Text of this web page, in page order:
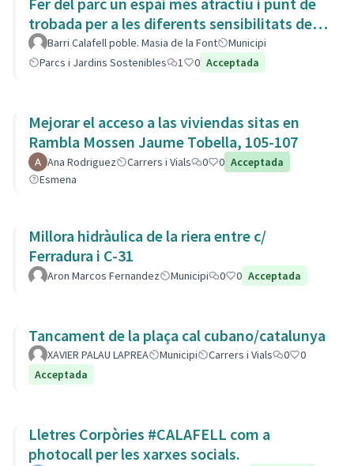
trobada per a les diferents sensibilitats del
barri.Barri Calafell poble. Masia de la Font
Municipi
Parcs i Jardins Sostenibles
1 0 Acceptada
Mejorar el acceso a las viviendas sitas en
Rambla Mossen Jaume Tobella, 105-107
Ana Rodriguez Carrers i Vials 0 0 Acceptada
Esmena
Millora hidràulica de la riera entre c/
Ferradura i C-31
Aron Marcos Fernandez Municipi 0 0 Acceptada
Tancament de la plaça cal cubano/catalunya
XAVIER PALAU LAPREA Municipi Carrers i Vials 0
0
Acceptada
Lletres Corpòries #CALAFELL com a
photocall per les xarxes socials.